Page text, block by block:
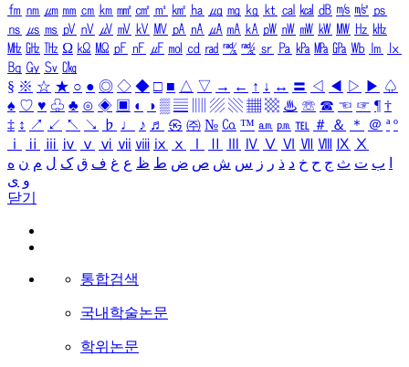
㎙ ㎚ ㎛ ㎜ ㎝ ㎞ ㎟ ㎠ ㎡ ㎢ ㏊ ㎍ ㎎ ㎏ ㏏ ㎈ ㎉ ㏈ ㎧ ㎨ ㎰
㎱ ㎲ ㎳ ㎴ ㎵ ㎶ ㎷ ㎸ ㎹ ㎀ ㎁ ㎂ ㎃ ㎄ ㎺ ㎻ ㎽ ㎾ ㎿ ㎐ ㎑
㎒ ㎓ ㎔ Ω ㏀ ㏁ ㎊ ㎋ ㎌ ㏖ ㏅ ㎭ ㎮ ㎯ ㏛ ㎩ ㎪ ㎫ ㎬ ㏝ ㏐
㏓
㏃ ㏉ ㏜ ㏆
§ ※ ☆ ★ ○ ● ◎ ◇ ◆ □ ■ △ ▽ → ← ↑ ↓ ↔ 〓 ◁ ◀ ▷ ▶ ♤
♠ ♡ ♥ ♧ ♣ ⊙ ◈ ▣ ◐ ◑ ▒ ▤ ▨ ▧ ▦ ▩ ♨ ☏ ☎ ☜ ☞ ¶ †
‡ ↕ ↗ ↙ ↖ ↘ ♭ ♩ ♪ ♬ ㉿ ㈜ № ㏇ ™ ㏂ ㏘ ℡ ＃ ＆ ＊ ＠ ª º
ⅰ
ⅱ ⅲ ⅳ ⅴ ⅵ ⅶ ⅷ ⅸ ⅹ Ⅳ Ⅴ Ⅵ Ⅶ Ⅷ Ⅸ Ⅹ
ب ت ث ج ح خ د ذ ر ز س ش ص ض ط ظ ع غ ف ق ک ل م ن ه
و ی
닫기
통합검색
국내학술논문
학위논문